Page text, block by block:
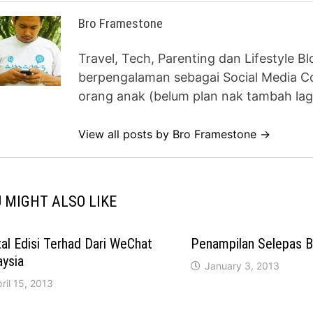
Bro Framestone
Travel, Tech, Parenting dan Lifestyle
berpengalaman sebagai Social Media
orang anak (belum plan nak tambah
View all posts by Bro Framestone →
MIGHT ALSO LIKE
Edisi Terhad Dari WeChat
15, 2013
Penampilan Selepas
January 3, 2013